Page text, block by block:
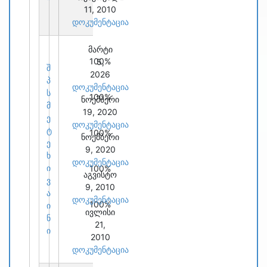
11, 2010
დოკუმენტაცია
შ
პ
ს
მ
ე
ტ
ე
ხ
ი
ვ
ა
ი
ნ
ი
100%
100%
100%
100%
100%
მარტი
5,
2026
დოკუმენტაცია
ნოემბერი
19, 2020
დოკუმენტაცია
ნოემბერი
9, 2020
დოკუმენტაცია
აგვისტო
9, 2010
დოკუმენტაცია
ივლისი
21,
2010
დოკუმენტაცია